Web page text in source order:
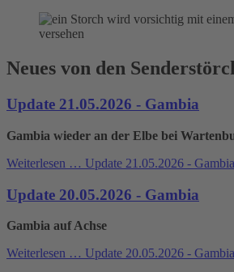
Neues von den
Update 21.05.2026 - Gambia
Gambia wieder an der Elbe bei
Weiterlesen … Update 21.05.2026 - Gambia
Update 20.05.2026 - Gambia
Gambia auf Achse
Weiterlesen … Update 20.05.2026 - Gambia